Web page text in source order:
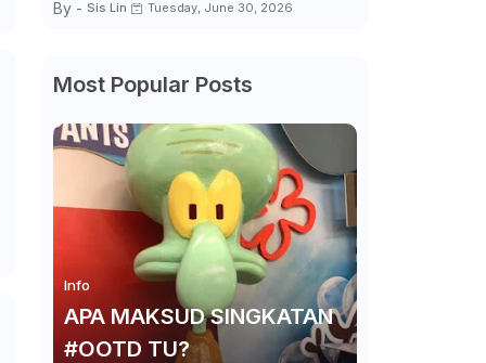
By - Sis Lin Tuesday, June 30, 2026
Most Popular Posts
Info
APA MAKSUD SINGKATAN
#OOTD TU?